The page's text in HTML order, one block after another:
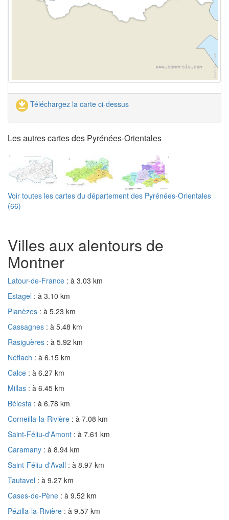
Téléchargez la carte ci-dessus
Les autres cartes des Pyrénées-Orientales
Voir toutes les cartes du département des Pyrénées-Orientales
(66)
Villes aux alentours de
Montner
Latour-de-France : à 3.03 km
Estagel : à 3.10 km
Planèzes : à 5.23 km
Cassagnes : à 5.48 km
Rasiguères : à 5.92 km
Néfiach : à 6.15 km
Calce : à 6.27 km
Millas : à 6.45 km
Bélesta : à 6.78 km
Corneilla-la-Rivière : à 7.08 km
Saint-Féliu-d'Amont : à 7.61 km
Caramany : à 8.94 km
Saint-Féliu-d'Avall : à 8.97 km
Tautavel : à 9.27 km
Cases-de-Pène : à 9.52 km
Pézilla-la-Rivière : à 9.57 km